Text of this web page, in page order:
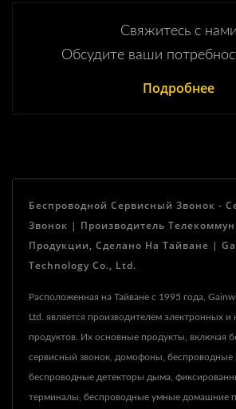
Свяжитесь с нами
Обсудите ваши
Подробнее
Беспроводной Сервисный Звонок -
Звонок | Производитель
Продукции, Сделано На Тайване |
Technology Co., Ltd.
Расположенная на Тайване с 1995 года,
Ltd. является производителем электронных
продуктов. Их основные продукты, включая
сервисный звонок, домофоны, беспроводные
беспроводные детекторы дыма,
терминалы, беспроводные умные домашние